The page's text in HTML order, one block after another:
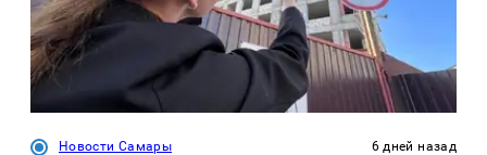
Новости Самары 6 дней назад